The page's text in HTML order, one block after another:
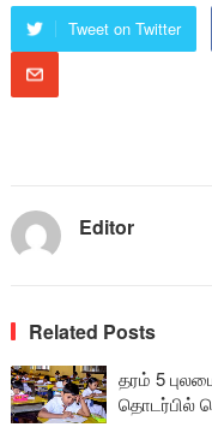
Tweet on Twitter
Editor
Related Posts
தரம் 5
தொடர்பில்